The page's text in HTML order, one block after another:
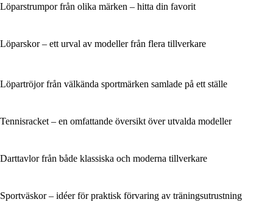
Löparstrumpor från olika märken – hitta din favorit
Löparskor – ett urval av modeller från flera tillverkare
Löpartröjor från välkända sportmärken samlade på ett ställe
Tennisracket – en omfattande översikt över utvalda modeller
Darttavlor från både klassiska och moderna tillverkare
Sportväskor – idéer för praktisk förvaring av träningsutrustning